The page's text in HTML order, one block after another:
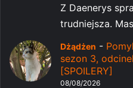
Z Daenerys
trudniejsza.
Dżądżen -
sezon 3,
[SPOILERY]
08/08/2026